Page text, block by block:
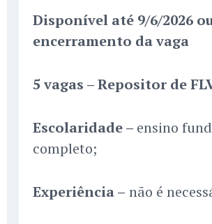
Disponível até 9/6/2026
encerramento da vaga
5 vagas – Repositor de
Escolaridade – ensino
completo;
Experiência – não é